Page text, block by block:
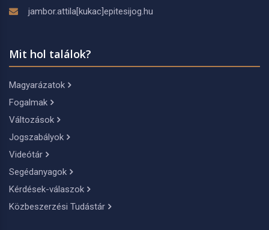
jambor.attila[kukac]epitesijog.hu
Mit hol találok?
Magyarázatok
Fogalmak
Változások
Jogszabályok
Videótár
Segédanyagok
Kérdések-válaszok
Közbeszerzési Tudástár